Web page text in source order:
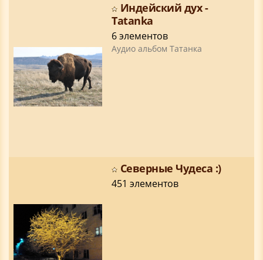
Индейский дух -
Tatanka
6 элементов
Аудио альбом Татанка
Северные Чудеса :)
451 элементов